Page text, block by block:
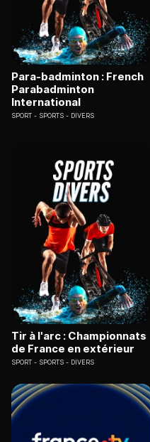
Para-badminton : French
Parabadminton
International
SPORT SPORTS - DIVERS
Tir à l'arc : Championnats
de France en extérieur
SPORT SPORTS - DIVERS